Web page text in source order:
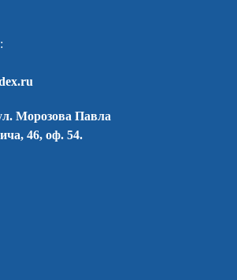
Морозова Павла
46, оф. 54.